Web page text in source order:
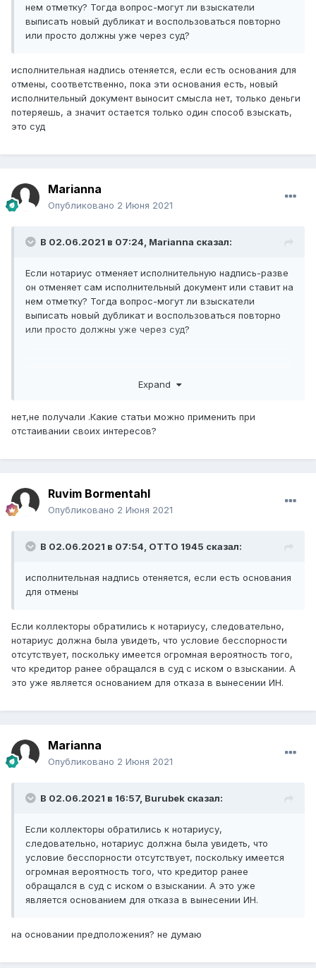
нем отметку? Тогда вопрос-могут ли взыскатели
выписать новый дубликат и воспользоваться повторно
или просто должны уже через суд?
исполнительная надпись отеняется, если есть основания для
отмены, соответственно, пока эти основания есть, новый
исполнительный документ выносит смысла нет, только деньги
потеряешь, а значит остается только один способ взыскать,
это суд
Marianna
Опубликовано 2 Июня 2021
В 02.06.2021 в 07:24, Marianna сказал:
Если нотариус отменяет исполнительную надпись-разве
он отменяет сам исполнительный документ или ставит на
нем отметку? Тогда вопрос-могут ли взыскатели
выписать новый дубликат и воспользоваться повторно
или просто должны уже через суд?
некоемому коллекторскому агентству? Если нет,то на
Expand
нет,не получали .Какие статьи можно применить при
отстаивании своих интересов?
Ruvim Bormentahl
Опубликовано 2 Июня 2021
В 02.06.2021 в 07:54, ОТТО 1945 сказал:
исполнительная надпись отеняется, если есть основания
для отмены
Если коллекторы обратились к нотариусу, следовательно,
нотариус должна была увидеть, что условие бесспорности
отсутствует, поскольку имеется огромная вероятность того,
что кредитор ранее обращался в суд с иском о взыскании. А
это уже является основанием для отказа в вынесении ИН.
Marianna
Опубликовано 2 Июня 2021
В 02.06.2021 в 16:57, Burubek сказал:
Если коллекторы обратились к нотариусу,
следовательно, нотариус должна была увидеть, что
условие бесспорности отсутствует, поскольку имеется
огромная вероятность того, что кредитор ранее
обращался в суд с иском о взыскании. А это уже
является основанием для отказа в вынесении ИН.
на основании предположения? не думаю